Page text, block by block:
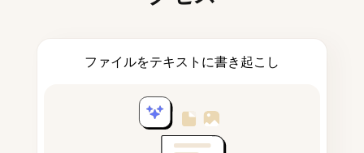
ファイルをテキストに書き起こし